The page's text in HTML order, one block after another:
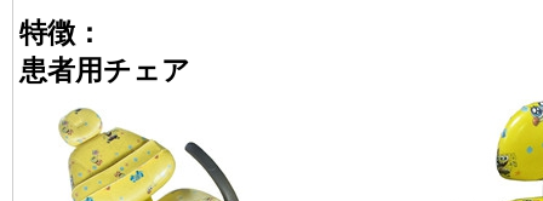
特徴：
患者用チェア